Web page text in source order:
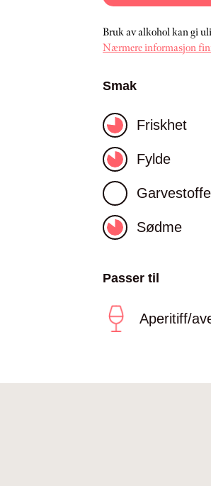
Bruk av alkohol kan gi
Nærmere informasjon
Smak
Friskhet
Fylde
Sødme
Passer til
Aperitiff/